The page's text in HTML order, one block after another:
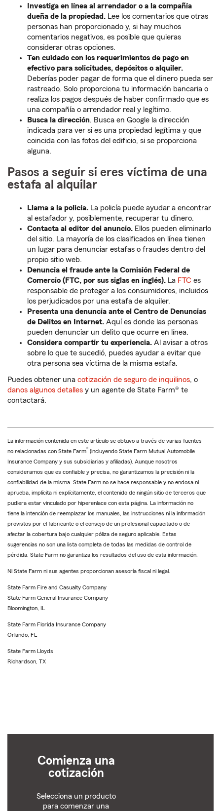
Investiga en línea al arrendador o a la compañía
dueña de la propiedad. Lee los comentarios que otras
personas han proporcionado y, si hay muchos
comentarios negativos, es posible que quieras
considerar otras opciones.
Ten cuidado con los requerimientos de pago en
efectivo para solicitudes, depósitos o alquiler.
Deberías poder pagar de forma que el dinero pueda ser
rastreado. Solo proporciona tu información bancaria o
realiza los pagos después de haber confirmado que es
una compañía o arrendador real y legítimo.
Busca la dirección. Busca en Google la dirección
indicada para ver si es una propiedad legítima y que
coincida con las fotos del edificio, si se proporciona
alguna.
Pasos a seguir si eres víctima de una
estafa al alquilar
Llama a la policía. La policía puede ayudar a encontrar
al estafador y, posiblemente, recuperar tu dinero.
Contacta al editor del anuncio. Ellos pueden eliminarlo
del sitio. La mayoría de los clasificados en línea tienen
un lugar para denunciar estafas o fraudes dentro del
propio sitio web.
Denuncia el fraude ante la Comisión Federal de
Comercio (FTC, por sus siglas en inglés). La FTC es
responsable de proteger a los consumidores, incluidos
los perjudicados por una estafa de alquiler.
Presenta una denuncia ante el Centro de Denuncias
de Delitos en Internet. Aquí es donde las personas
pueden denunciar un delito que ocurre en línea.
Considera compartir tu experiencia. Al avisar a otros
sobre lo que te sucedió, puedes ayudar a evitar que
otra persona sea víctima de la misma estafa.
Puedes obtener una cotización de seguro de inquilinos, o
danos algunos detalles y un agente de State Farm® te
contactará.
La información contenida en este artículo se obtuvo a través de varias fuentes
no relacionadas con State Farm® (incluyendo State Farm Mutual Automobile
Insurance Company y sus subsidiarias y afiliadas). Aunque nosotros
consideramos que es confiable y precisa, no garantizamos la precisión ni la
confiabilidad de la misma. State Farm no se hace responsable y no endosa ni
aprueba, implícita ni explícitamente, el contenido de ningún sitio de terceros que
pudiera estar vinculado por hiperenlace con esta página. La información no
tiene la intención de reemplazar los manuales, las instrucciones ni la información
provistos por el fabricante o el consejo de un profesional capacitado o de
afectar la cobertura bajo cualquier póliza de seguro aplicable. Estas
sugerencias no son una lista completa de todas las medidas de control de
pérdida. State Farm no garantiza los resultados del uso de esta información.
Ni State Farm ni sus agentes proporcionan asesoría fiscal ni legal.
State Farm Fire and Casualty Company
State Farm General Insurance Company
Bloomington, IL
State Farm Florida Insurance Company
Orlando, FL
State Farm Lloyds
Richardson, TX
Comienza una
cotización
Selecciona un producto
para comenzar una